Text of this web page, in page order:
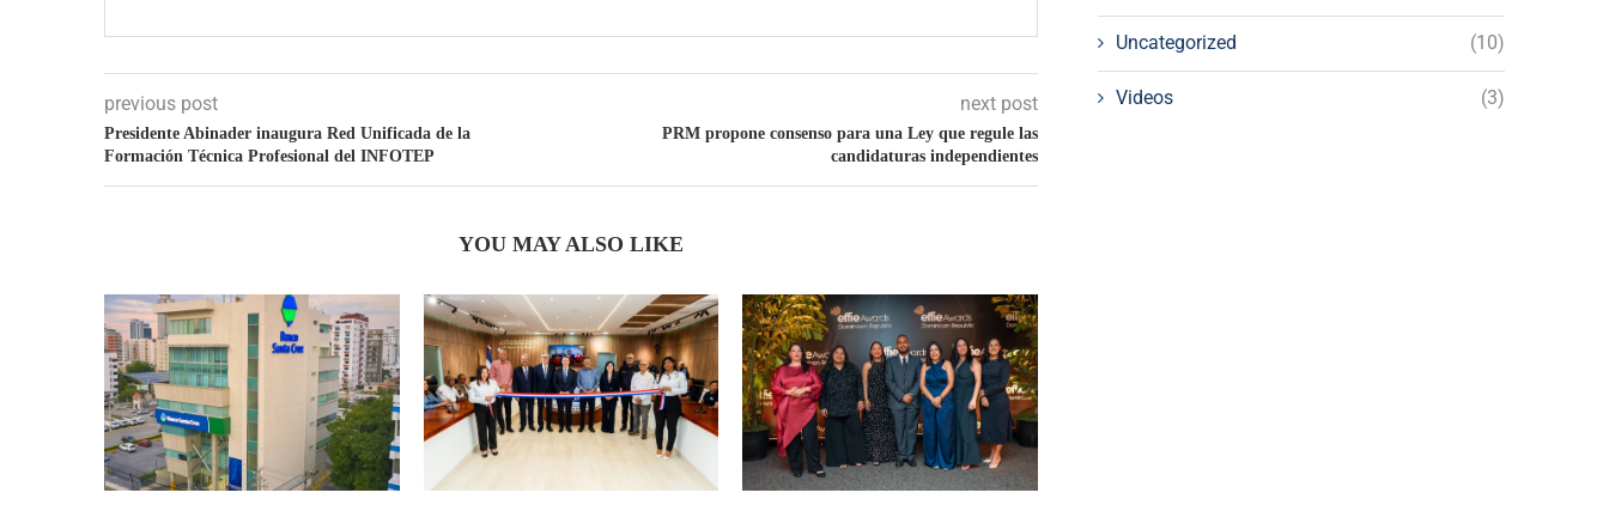
previous post
Presidente Abinader inaugura Red Unificada de la
Formación Técnica Profesional del INFOTEP
next post
PRM propone consenso para una Ley que regule las
candidaturas independientes
YOU MAY ALSO LIKE
Uncategorized (10)
Videos (3)